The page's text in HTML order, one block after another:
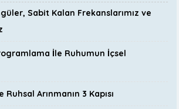
Sabit Kalan Frekanslarımız ve
İle Ruhumun İçsel
Ruhsal Arınmanın 3 Kapısı